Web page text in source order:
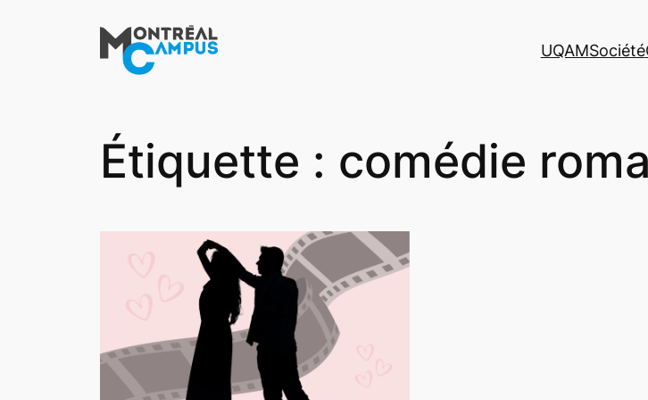
UQAMSociété
Étiquette : comédie